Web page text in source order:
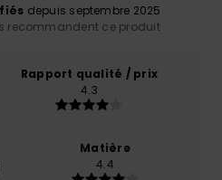
depuis septembre 2025
recommandent ce produit
Rapport qualité / prix
4.3
Matière
4.4